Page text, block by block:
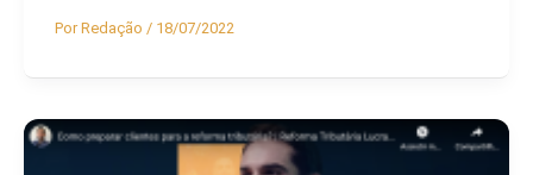
PorRedação / 18/07/2022